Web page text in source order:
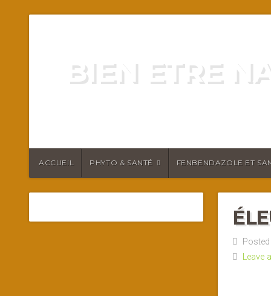
BIEN ETRE
ACCUEIL PHYTO & SANTÉ FENBENDAZOLE ET
Leave